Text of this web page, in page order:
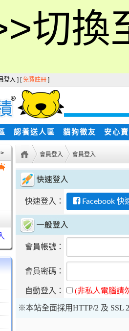
切換
登入 ] [免費註冊 ]
認養送人區 貓狗徵友 安心
會員登入 會員登入
快速登入： Facebook 快
會員帳號：
會員密碼：
自動登入： (非私人電腦請
※本站全面採用HTTP/2 及 SSL